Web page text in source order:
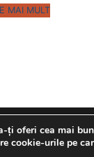
MAI MULT
ți oferi cea mai
cookie-urile pe